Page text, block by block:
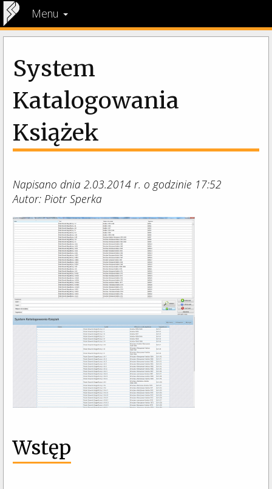
Menu
System
Katalogowania
Książek
Napisano dnia 2.03.2014 r. o godzinie 17:52
Autor: Piotr Sperka
Wstęp